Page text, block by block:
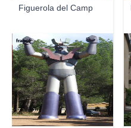
Figuerola del Camp
francd